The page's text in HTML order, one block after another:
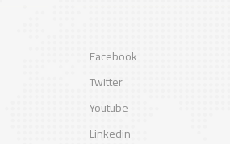
Facebook
Twitter
Youtube
Linkedin